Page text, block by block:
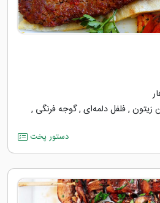
زیتون ,فلفل دلمه‌‌ای ,گوجه ‌فرنگی ,
دستور پخت